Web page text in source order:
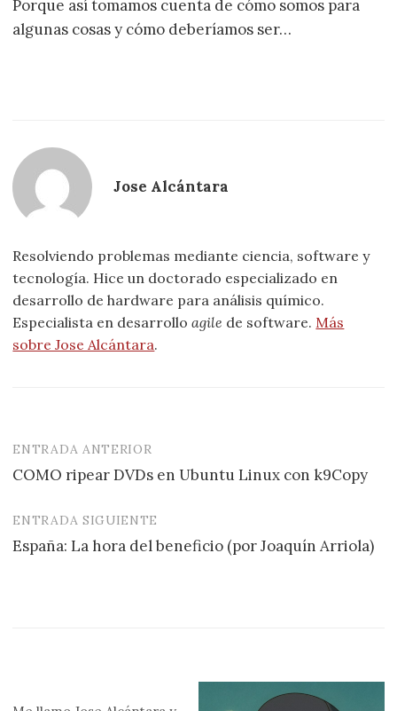
Porque así tomamos cuenta de cómo somos para
algunas cosas y cómo deberíamos ser…
Jose Alcántara
Resolviendo problemas mediante ciencia, software y
tecnología. Hice un doctorado especializado en
desarrollo de hardware para análisis químico.
Especialista en desarrolloagile de software. Más
sobre Jose Alcántara.
Navegación
de
entradas
ENTRADA ANTERIOR
COMO ripear DVDs en Ubuntu Linux con k9Copy
ENTRADA SIGUIENTE
España: La hora del beneficio (por Joaquín Arriola)